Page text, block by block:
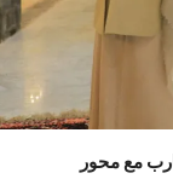
مع محور